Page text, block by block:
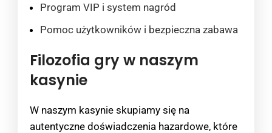
Program VIP i system nagród
Pomoc użytkowników i bezpieczna zabawa
Filozofia gry w naszym
kasynie
W naszym kasynie skupiamy się na
autentyczne doświadczenia hazardowe, które